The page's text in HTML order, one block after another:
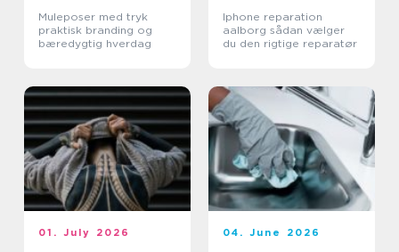
Muleposer med tryk
praktisk branding og
bæredygtig hverdag
Iphone reparation
aalborg sådan vælger
du den rigtige reparatør
01. July 2026 04. June 2026